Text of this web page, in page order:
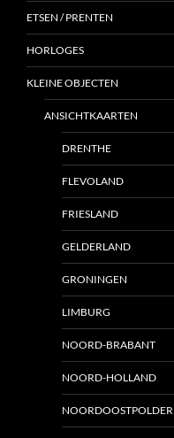
ETSEN / PRENTEN
HORLOGES
KLEINE OBJECTEN
ANSICHTKAARTEN
DRENTHE
FLEVOLAND
FRIESLAND
GELDERLAND
GRONINGEN
LIMBURG
NOORD-BRABANT
NOORD-HOLLAND
NOORDOOSTPOLDER